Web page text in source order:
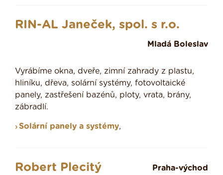
RIN-AL Janeček, spol. s r.o.
Mladá Boleslav
Vyrábíme okna, dveře, zimní zahrady z plastu,
hliníku, dřeva, solární systémy, fotovoltaické
panely, zastřešení bazénů, ploty, vrata, brány,
zábradlí.
Solární panely a systémy,
Robert Plecitý Praha-východ